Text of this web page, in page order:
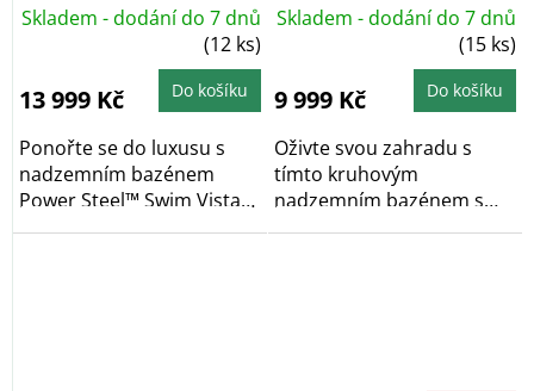
5,49 x 1,22 m - 56977
Skladem - dodání do 7 dnů
(12 ks)
13 999 Kč Do košíku
Ponořte se do luxusu s
nadzemním bazénem
Power Steel™ Swim Vista
od výrobce BESTWAY,...
Skladem - dodání do 7 dnů
(15 ks)
9 999 Kč Do košíku
Oživte svou zahradu s
tímto kruhovým
nadzemním bazénem s
konstrukcí o rozměrech